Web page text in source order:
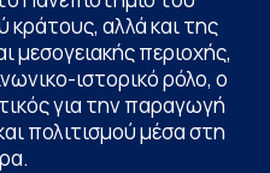
κράτους, αλλά και της
μεσογειακής περιοχής,
ιστορικό ρόλο, ο
για την παραγωγή
πολιτισμού μέσα στη